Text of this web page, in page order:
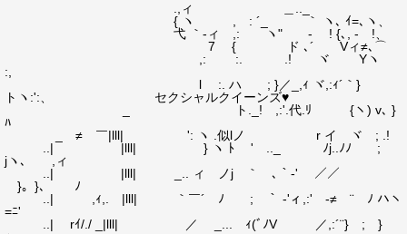
.,ィ ＿.._
{ ヽ , : ´_ ｀ ヽ､ ｲ=､ヽ、
弋 ｀-ィ ,: ヽ" - ! {､, ‐ゝ!、
7 { ド ､´ Vィ≠､⌒
,: :. .! ヾ Yヽ
:,
l :. ハ ; }／_,ｨ ヾ,:ｨ´｀}
トヽ:':、 セクシャルクイーンズ♥
_ ト._! ,:'.代.ﾘ {ヽ) v､ }
ﾊ
_ ≠ ￣|lll| ': ヽ .似lノ r イ ヾ ; .!
..| |lll| } ヽ ﾄゝ ' .._ ﾉj..ﾉﾉ ;
jヽ､ ,ィ
..| |lll| _.. ィ ノj ｀ ､｀-' ／／
}。}､ ￣ ﾉ
..| ,ｨ,. |lll| ｀￣´ ﾉ ; ｀ ‐'ィ,:' -≠ ¨ ﾉ ハヽ
=ﾆ'
..| rｲ/./ _|lll| ／ _... ｨ(ﾞﾉV ／,:´¨} ; }